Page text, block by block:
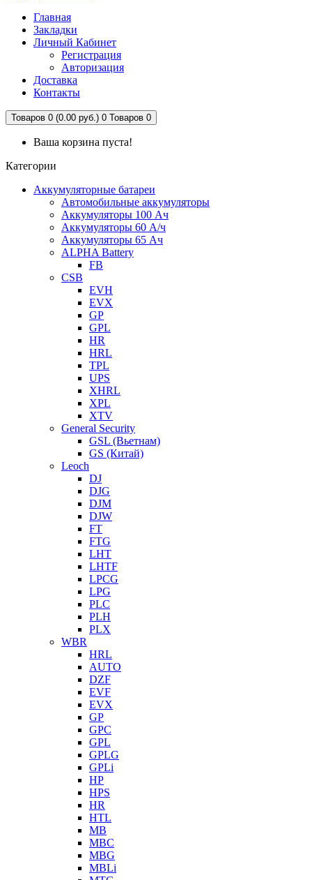
Главная
Закладки
Личный Кабинет
Регистрация
Авторизация
Доставка
Контакты
Товаров 0 (0.00 руб.) 0 Товаров 0
Ваша корзина пуста!
Категории
Аккумуляторные батареи
Автомобильные аккумуляторы
Аккумуляторы 100 Ач
Аккумуляторы 60 А/ч
Аккумуляторы 65 Ач
ALPHA Battery
FB
CSB
EVH
EVX
GP
GPL
HR
HRL
TPL
UPS
XHRL
XPL
XTV
General Security
GSL (Вьетнам)
GS (Китай)
Leoch
DJ
DJG
DJM
DJW
FT
FTG
LHT
LHTF
LPCG
LPG
PLC
PLH
PLX
WBR
HRL
AUTO
DZF
EVF
EVX
GP
GPC
GPL
GPLG
GPLi
HP
HPS
HR
HTL
MB
MBC
MBG
MBLi